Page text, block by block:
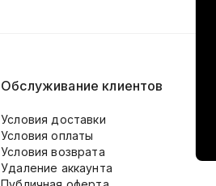
Обслуживание клиентов
Условия доставки
Условия оплаты
Условия возврата
Удаление аккаунта